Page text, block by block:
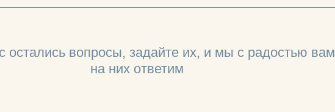
остались вопросы, задайте их, и мы с радостью вам
на них ответим